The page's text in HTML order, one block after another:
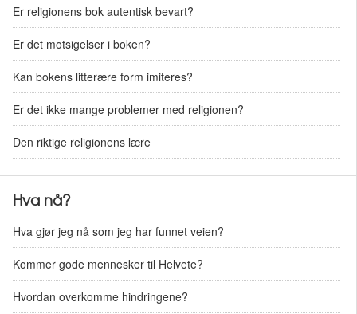
Er religionens bok autentisk bevart?
Er det motsigelser i boken?
Kan bokens litterære form imiteres?
Er det ikke mange problemer med religionen?
Den riktige religionens lære
Hva nå?
Hva gjør jeg nå som jeg har funnet veien?
Kommer gode mennesker til Helvete?
Hvordan overkomme hindringene?